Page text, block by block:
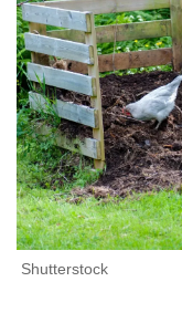
Shutterstock